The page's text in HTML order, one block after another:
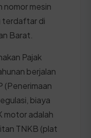
nomor mesin
terdaftar di
Barat.
Pajak
berjalan
(Penerimaan
biaya
motor adalah
TNKB (plat